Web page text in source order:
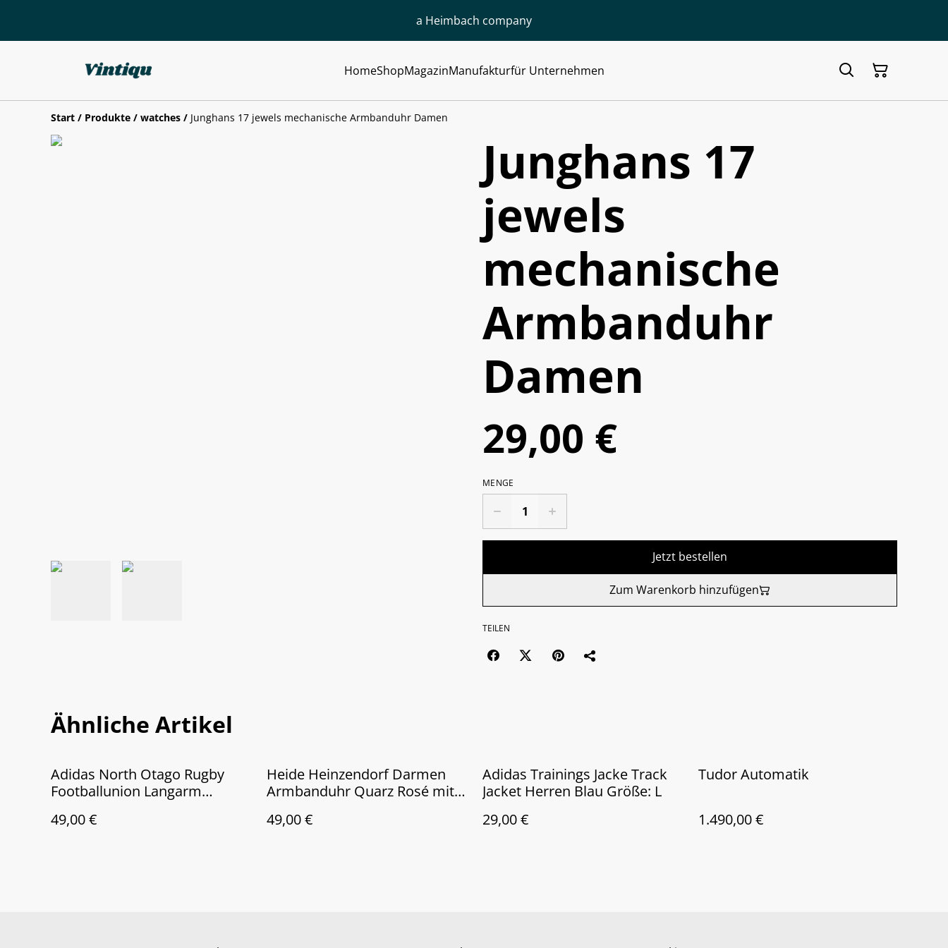
a Heimbach company
HomeShopMagazinManufakturfür Unternehmen
Start / Produkte / watches / Junghans 17 jewels mechanische Armbanduhr Damen
Junghans 17
jewels
mechanische
Armbanduhr
Damen
29,00 €
MENGE
Jetzt bestellen
Zum Warenkorb hinzufügen
TEILEN
Ähnliche Artikel
Adidas North Otago Rugby
Footballunion Langarm
XL
49,00 €
Heide Heinzendorf Darmen
Armbanduhr Quarz Rosé mit
49,00 €
Adidas Trainings Jacke Track
Jacket Herren Blau Größe: L
29,00 €
Tudor Automatik
1.490,00 €